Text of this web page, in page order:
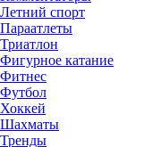
Летний спорт
Параатлеты
Триатлон
Фигурное катание
Фитнес
Футбол
Хоккей
Шахматы
Тренды